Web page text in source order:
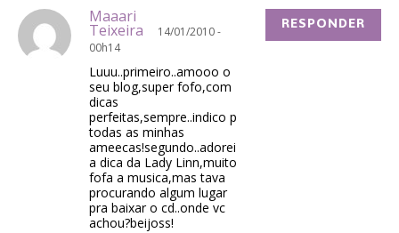
Maaari
Teixeira
14/01/2010 -
00h14
Luuu..primeiro..amooo o
seu blog,super fofo,com
dicas
perfeitas,sempre..indico p
todas as minhas
ameecas!segundo..adorei
a dica da Lady Linn,muito
fofa a musica,mas tava
procurando algum lugar
pra baixar o cd..onde vc
achou?beijoss!
RESPONDER